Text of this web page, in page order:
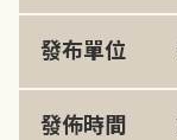
發布單位
發佈時間